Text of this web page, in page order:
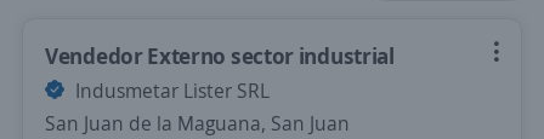
Vendedor Externo sector industrial
Indusmetar Lister SRL
San Juan de la Maguana, San Juan